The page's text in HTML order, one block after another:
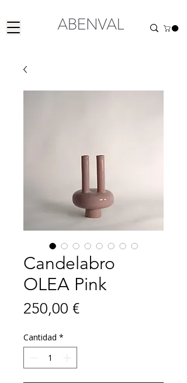
Candelabro
OLEA Pink
250,00 €Precio
Cantidad *